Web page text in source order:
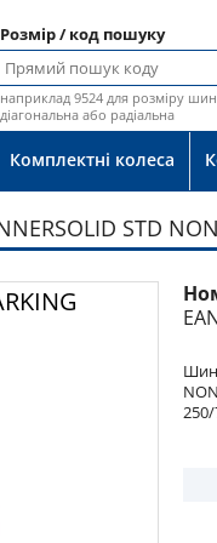
Розмір / код пошуку
наприклад 9524 для розміру
діагональна або радіальна
Комплектні колеса
STD